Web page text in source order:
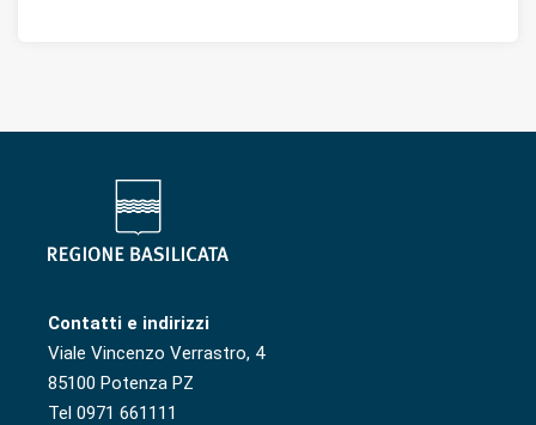
Contatti e indirizzi
Viale Vincenzo Verrastro, 4
85100 Potenza PZ
Tel 0971 661111